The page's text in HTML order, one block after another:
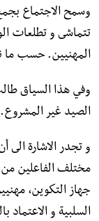
وسمح الاجتماع
تتماشى و تطلعات
المهنيين. حسب ما
وفي هذا السياق
الصيد غير المشروع.
و تجدر الاشارة
مختلف الفاعلين
جهاز التكوين،
السلبية و الاعتماد